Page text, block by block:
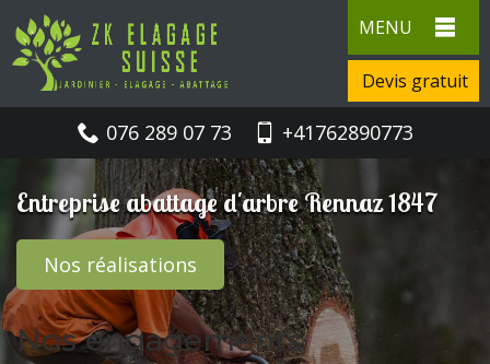
MENU
Devis gratuit
076 289 07 73 +41762890773
Entreprise abattage d'arbre Rennaz 1847
Nos réalisations
Nos engagements